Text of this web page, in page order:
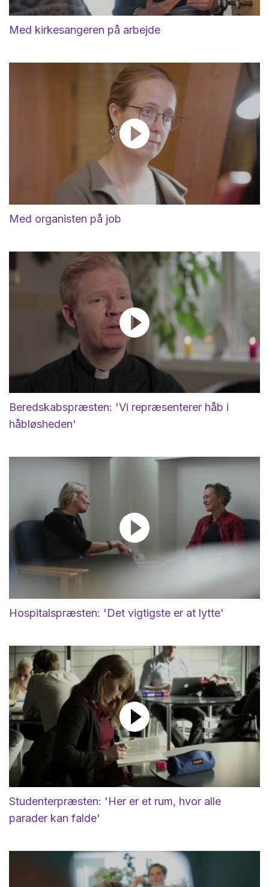
Med kirkesangeren på arbejde
Med organisten på job
Beredskabspræsten: 'Vi repræsenterer håb i
håbløsheden'
Hospitalspræsten: 'Det vigtigste er at lytte'
Studenterpræsten: 'Her er et rum, hvor alle
parader kan falde'